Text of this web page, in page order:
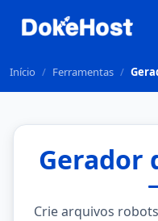
Início / Ferramentas /
Gerador
Crie arquivos